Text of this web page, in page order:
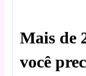
Mais de
você